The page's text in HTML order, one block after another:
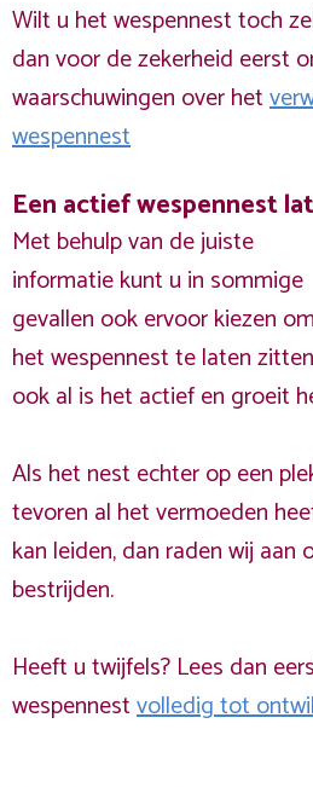
Wilt u het wespennest toch
dan voor de zekerheid eerst
waarschuwingen over het
wespennest
Een actief wespennest
Met behulp van de juiste
informatie kunt u in sommige
gevallen ook ervoor kiezen om
het wespennest te laten
ook al is het actief en groeit
Als het nest echter op een
tevoren al het vermoeden
kan leiden, dan raden wij
bestrijden.
Heeft u twijfels? Lees dan
wespennestvolledig tot